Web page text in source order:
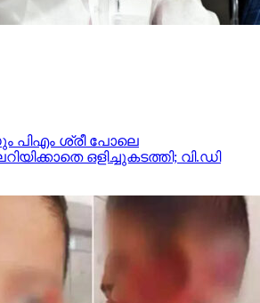
പിഎം ശ്രീ പോലെ
ഒളിച്ചുകടത്തി; വി.ഡി